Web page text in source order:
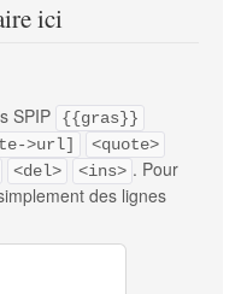
ici
SPIP
{{gras}}
>url]
<quote>
<del> <ins> . Pour
des lignes